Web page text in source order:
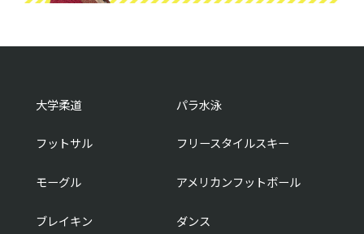
大学柔道 パラ水泳
フットサル フリースタイルスキー
モーグル アメリカンフットボール
ブレイキン ダンス